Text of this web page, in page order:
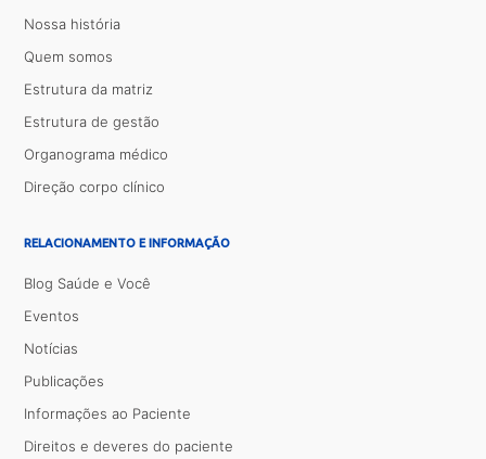
Nossa história
Quem somos
Estrutura da matriz
Estrutura de gestão
Organograma médico
Direção corpo clínico
RELACIONAMENTO E INFORMAÇÃO
Blog Saúde e Você
Eventos
Notícias
Publicações
Informações ao Paciente
Direitos e deveres do paciente